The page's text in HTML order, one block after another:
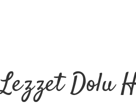
Lezzet Dolu